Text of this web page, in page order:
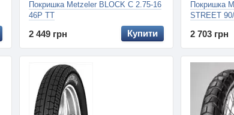
Покришка Metzeler BLOCK C 2.75-16
46P TT
2 449 грн Купити
Покришка
STREET
2 703 грн